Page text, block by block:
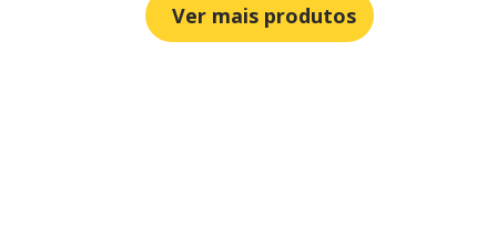
Ver mais produtos